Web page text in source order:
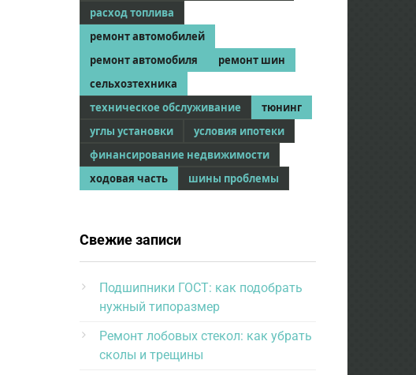
расход топлива
ремонт автомобилей
ремонт автомобиля
ремонт шин
сельхозтехника
техническое обслуживание
тюнинг
углы установки
условия ипотеки
финансирование недвижимости
ходовая часть
шины проблемы
Свежие записи
Подшипники ГОСТ: как подобрать
нужный типоразмер
Ремонт лобовых стекол: как убрать
сколы и трещины